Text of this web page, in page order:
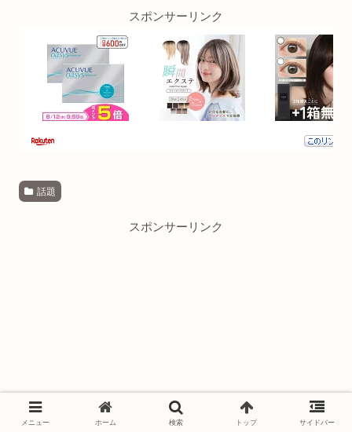
スポンサーリンク
話題
スポンサーリンク
メニュー ホーム 検索 トップ サイドバー